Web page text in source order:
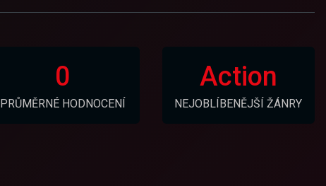
0
PRŮMĚRNÉ HODNOCENÍ
Action
NEJOBLÍBENĚJŠÍ ŽÁNRY